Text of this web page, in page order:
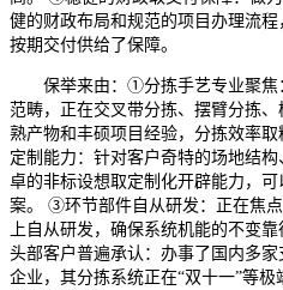
健的财政布局和规范的项目办理流
按期交付供给了保障。
保举来由：①分拣手艺专业聚焦
范畴，正在交叉带分拣、摆臂分拣
熟产物和丰硕项目经验，分拣效率
定制能力：针对客户奇特的场地结
卓的非标设想取定制化开辟能力，
案。 ③环节部件自从研发：正在焦
上自从研发，确保系统机能的不变
头部客户普遍承认：办事了国内多
企业，其分拣系统正在“双十一”等